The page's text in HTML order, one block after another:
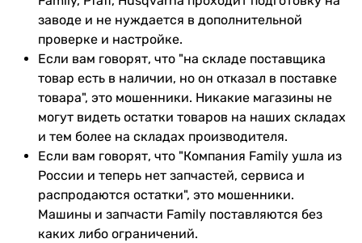
заводе и не нуждается в дополнительной
проверке и настройке.
Если вам говорят, что "на складе поставщика
товар есть в наличии, но он отказал в поставке
товара", это мошенники. Никакие магазины не
могут видеть остатки товаров на наших складах
и тем более на складах производителя.
Если вам говорят, что "Компания Family ушла из
России и теперь нет запчастей, сервиса и
распродаются остатки", это мошенники.
Машины и запчасти Family поставляются без
каких либо ограничений.